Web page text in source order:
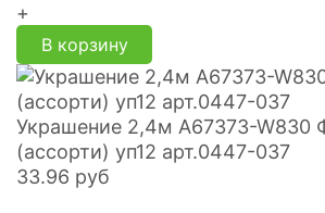
+
В корзину
Украшение 2,4м A67373-W830
(ассорти) уп12 арт.0447-037
33.96 руб